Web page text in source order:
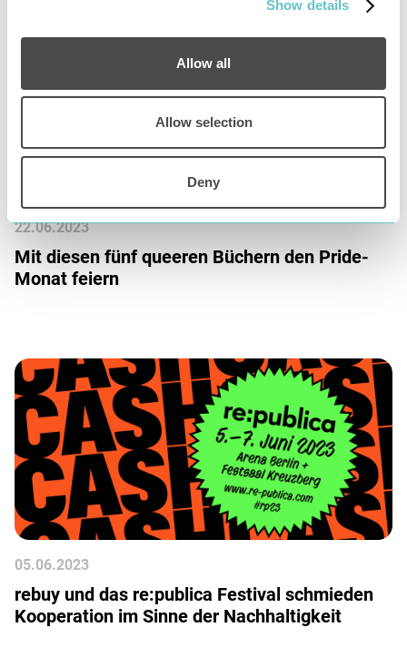
Show details
Allow all
Allow selection
Deny
22.06.2023
Mit diesen fünf queeren Büchern den Pride-
Monat feiern
05.06.2023
rebuy und das re:publica Festival schmieden
Kooperation im Sinne der Nachhaltigkeit